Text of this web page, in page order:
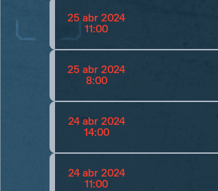
25 abr 2024
11:00
25 abr 2024
8:00
24 abr 2024
14:00
24 abr 2024
11:00